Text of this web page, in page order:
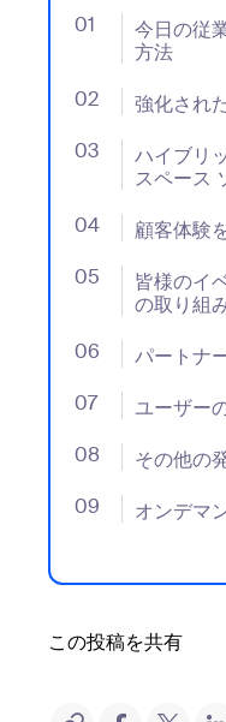
01
今日の従
方法
- Jumplink to 今
02 強化され
- Jumplink to 強
03
ハイブリ
スペース
- Jumplink to ハ
04 顧客体験
- Jumplink to 顧
05
皆様のイ
の取り組
- Jumplink to 皆
06 パートナ
- Jumplink to パ
07 ユーザー
- Jumplink to ユ
08 その他の
- Jumplink to そ
09 オンデマ
- Jumplink to オ
この投稿を共有